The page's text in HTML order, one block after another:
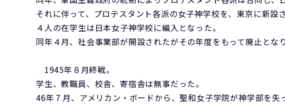
それに伴って、プロテスタント各派の女子神学校を、東京に新設
４人の在学生は日本女子神学校に編入となった。
同年４月、社会事業部が開設されたがその年度をもって廃止とな
1945年８月終戦。
学生、教職員、校舎、寄宿舎は無事だった。
46年７月、アメリカン・ボードから、聖和女子学院が神学部を